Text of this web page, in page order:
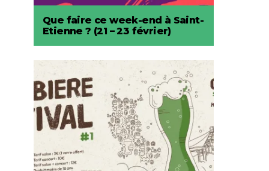
Que faire ce week-end à Saint-
Etienne ? (21 – 23 février)